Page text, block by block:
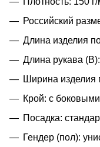
Российский
Длина изделия
Длина рукава
Ширина изделия
Крой: с
Посадка:
Гендер (пол):